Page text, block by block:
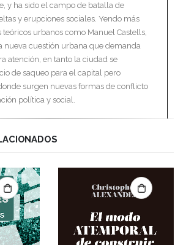
y ha sido el campo de batalla de
y erupciones sociales. Yendo más
urbanos como Manuel Castells,
nueva cuestión urbana que demanda
atención, en tanto la ciudad se
de saqueo para el capital pero
surgen nuevas formas de conflicto
política y social.